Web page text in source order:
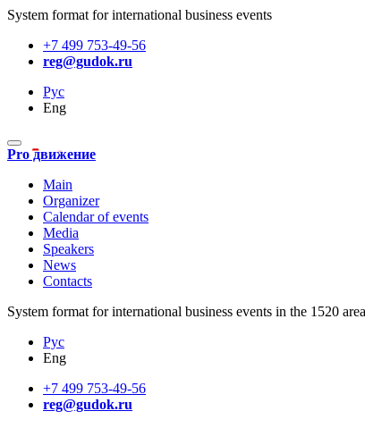
System format for international business events
+7 499 753-49-56
reg@gudok.ru
Рус
Eng
Pro движение
Main
Organizer
Calendar of events
Media
Speakers
News
Contacts
System format for international business events in the 1520 area
Рус
Eng
+7 499 753-49-56
reg@gudok.ru